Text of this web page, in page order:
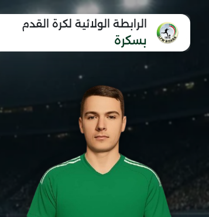
الرابطة الولائية لكرة القدم
بسكرة